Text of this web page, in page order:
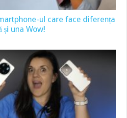
ul care face diferența
una Wow!